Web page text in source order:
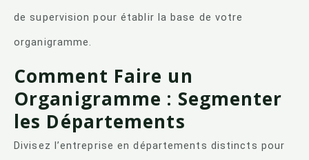
de supervision pour établir la base de votre
organigramme.
Comment Faire un
Organigramme : Segmenter
les Départements
Divisez l’entreprise en départements distincts pour